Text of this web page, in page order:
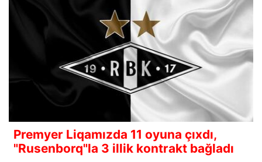
Premyer Liqamızda 11 oyuna çıxdı,
"Rusenborq"la 3 illik kontrakt bağladı